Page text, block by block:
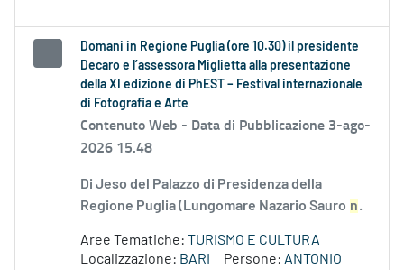
Domani in Regione Puglia (ore 10.30) il presidente
Decaro e l’assessora Miglietta alla presentazione
della XI edizione di PhEST – Festival internazionale
di Fotografia e Arte
Contenuto Web - Data di Pubblicazione 3-ago-
2026 15.48
Di Jeso del Palazzo di Presidenza della
Regione Puglia (Lungomare Nazario Sauro n.
Aree Tematiche: TURISMO E CULTURA
Localizzazione: BARI Persone: ANTONIO